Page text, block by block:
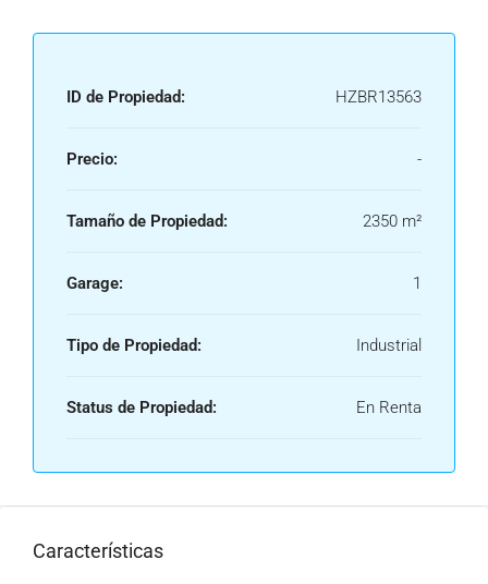
ID de Propiedad: HZBR13563
Precio: -
Tamaño de Propiedad: 2350 m²
Garage: 1
Tipo de Propiedad: Industrial
Status de Propiedad: En Renta
Características